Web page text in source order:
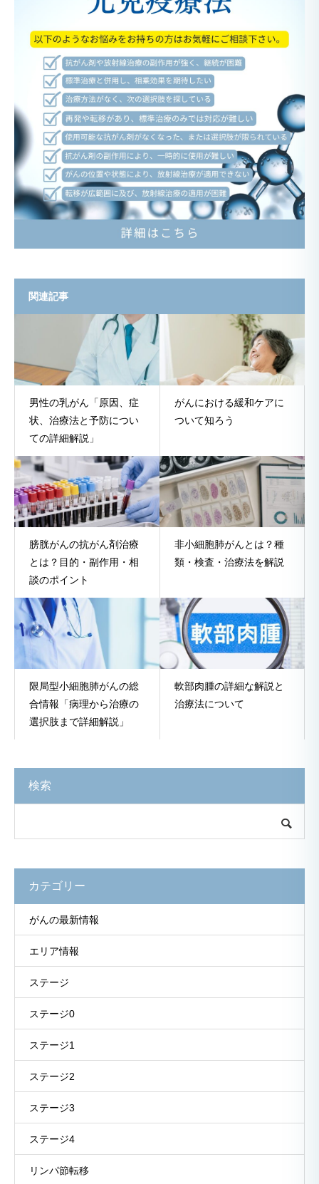
関連記事
男性の乳がん「原因、症
状、治療法と予防につい
ての詳細解説」
がんにおける緩和ケアに
ついて知ろう
膀胱がんの抗がん剤治療
とは？目的・副作用・相
談のポイント
非小細胞肺がんとは？種
類・検査・治療法を解説
限局型小細胞肺がんの総
合情報「病理から治療の
選択肢まで詳細解説」
軟部肉腫の詳細な解説と
治療法について
検索
カテゴリー
がんの最新情報
エリア情報
ステージ
ステージ0
ステージ1
ステージ2
ステージ3
ステージ4
リンパ節転移